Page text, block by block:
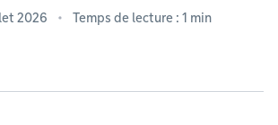
2026 Temps de lecture : 1 min